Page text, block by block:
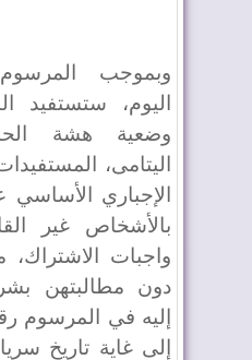
وبموجب
اليوم، ستستفيد
وضعية هشة
اليتامى،
الإجباري
بالأشخاص غير
واجبات الاشتراك،
دون مطالبتهن
إلى غاية تاريخ